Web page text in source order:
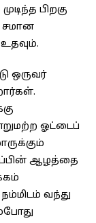
பிறகு
ஒருவர்
ஓட்டைப்
ஆழத்தை
வந்து